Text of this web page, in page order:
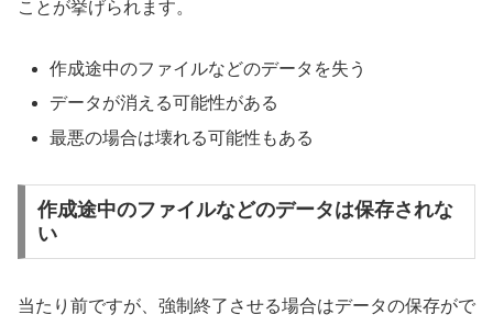
ことが挙げられます。
作成途中のファイルなどのデータを失う
データが消える可能性がある
最悪の場合は壊れる可能性もある
作成途中のファイルなどのデータは保存されな
い
当たり前ですが、強制終了させる場合はデータの保存がで